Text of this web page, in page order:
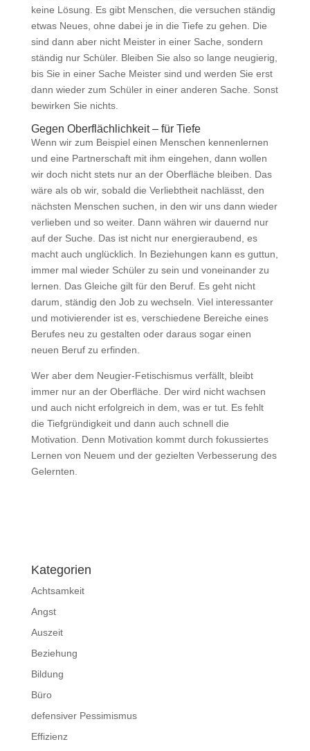
keine Lösung. Es gibt Menschen, die versuchen ständig
etwas Neues, ohne dabei je in die Tiefe zu gehen. Die
sind dann aber nicht Meister in einer Sache, sondern
ständig nur Schüler. Bleiben Sie also so lange neugierig,
bis Sie in einer Sache Meister sind und werden Sie erst
dann wieder zum Schüler in einer anderen Sache. Sonst
bewirken Sie nichts.
Gegen Oberflächlichkeit – für Tiefe
Wenn wir zum Beispiel einen Menschen kennenlernen
und eine Partnerschaft mit ihm eingehen, dann wollen
wir doch nicht stets nur an der Oberfläche bleiben. Das
wäre als ob wir, sobald die Verliebtheit nachlässt, den
nächsten Menschen suchen, in den wir uns dann wieder
verlieben und so weiter. Dann währen wir dauernd nur
auf der Suche. Das ist nicht nur energieraubend, es
macht auch unglücklich. In Beziehungen kann es guttun,
immer mal wieder Schüler zu sein und voneinander zu
lernen. Das Gleiche gilt für den Beruf. Es geht nicht
darum, ständig den Job zu wechseln. Viel interessanter
und motivierender ist es, verschiedene Bereiche eines
Berufes neu zu gestalten oder daraus sogar einen
neuen Beruf zu erfinden.
Wer aber dem Neugier-Fetischismus verfällt, bleibt
immer nur an der Oberfläche. Der wird nicht wachsen
und auch nicht erfolgreich in dem, was er tut. Es fehlt
die Tiefgründigkeit und dann auch schnell die
Motivation. Denn Motivation kommt durch fokussiertes
Lernen von Neuem und der gezielten Verbesserung des
Gelernten.
Kategorien
Achtsamkeit
Angst
Auszeit
Beziehung
Bildung
Büro
defensiver Pessimismus
Effizienz